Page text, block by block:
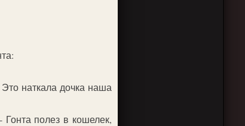
Это наткала дочка наша
полез в кошелек,